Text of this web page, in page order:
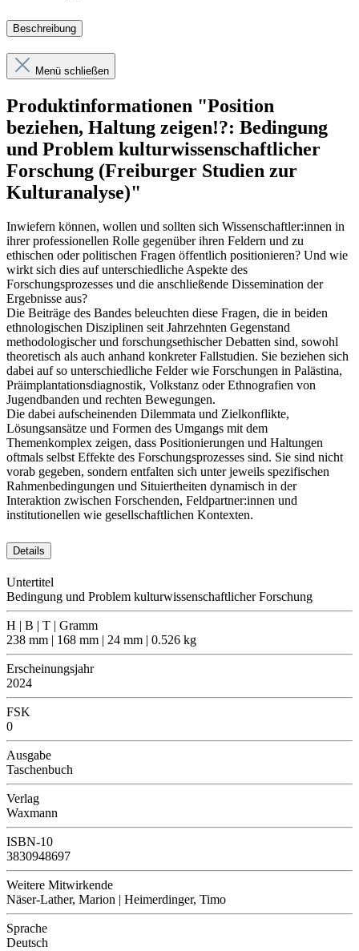
Beschreibung
Menü schließen
Produktinformationen "Position
beziehen, Haltung zeigen!?: Bedingung
und Problem kulturwissenschaftlicher
Forschung (Freiburger Studien zur
Kulturanalyse)"
Inwiefern können, wollen und sollten sich Wissenschaftler:innen in
ihrer professionellen Rolle gegenüber ihren Feldern und zu
ethischen oder politischen Fragen öffentlich positionieren? Und wie
wirkt sich dies auf unterschiedliche Aspekte des
Forschungsprozesses und die anschließende Dissemination der
Ergebnisse aus?
Die Beiträge des Bandes beleuchten diese Fragen, die in beiden
ethnologischen Disziplinen seit Jahrzehnten Gegenstand
methodologischer und forschungsethischer Debatten sind, sowohl
theoretisch als auch anhand konkreter Fallstudien. Sie beziehen sich
dabei auf so unterschiedliche Felder wie Forschungen in Palästina,
Präimplantationsdiagnostik, Volkstanz oder Ethnografien von
Jugendbanden und rechten Bewegungen.
Die dabei aufscheinenden Dilemmata und Zielkonflikte,
Lösungsansätze und Formen des Umgangs mit dem
Themenkomplex zeigen, dass Positionierungen und Haltungen
oftmals selbst Effekte des Forschungsprozesses sind. Sie sind nicht
vorab gegeben, sondern entfalten sich unter jeweils spezifischen
Rahmenbedingungen und Situiertheiten dynamisch in der
Interaktion zwischen Forschenden, Feldpartner:innen und
institutionellen wie gesellschaftlichen Kontexten.
Details
Untertitel
Bedingung und Problem kulturwissenschaftlicher Forschung
H | B | T | Gramm
238 mm | 168 mm | 24 mm | 0.526 kg
Erscheinungsjahr
2024
FSK
0
Ausgabe
Taschenbuch
Verlag
Waxmann
ISBN-10
3830948697
Weitere Mitwirkende
Näser-Lather, Marion | Heimerdinger, Timo
Sprache
Deutsch